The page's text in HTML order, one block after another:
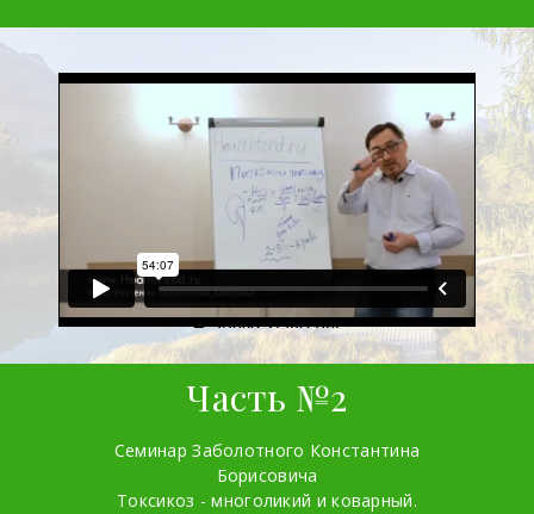
Часть №2
Семинар Заболотного Константина
Борисовича
Токсикоз - многоликий и коварный.